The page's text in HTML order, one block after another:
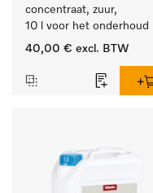
concentraat, zuur,
10 l voor het onderhoud
van vezels zodat het
40,00 € excl. BTW